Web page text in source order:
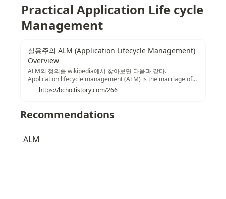
Practical Application Life cycle
Management
실용주의 ALM (Application Lifecycle Management)
Overview
ALM의 정의를 wikipedia에서 찾아보면 다음과 같다.
Application lifecycle management (ALM) is the marriage of
business management to software engineering made
possible by tools that facilitate and integrate requirements
release management.[1] 해석해 보자면, 기존의 애플리케이션
개발은 기술적인 관점에서 많이 접근이 되어 왔으나, 비즈니스
에 대한 관리를 자동화된 툴을 이용하도록 하는 것이 ALM의 개
념이며, 이 부분에는 요구 사항 관리, 아키텍쳐, 코딩, 테스팅, 그
https://bcho.tistory.com/266
Recommendations
ALM